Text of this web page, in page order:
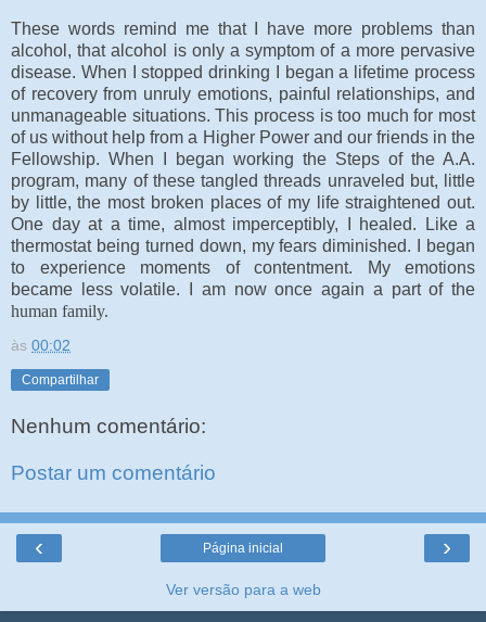
These words remind me that I have more problems than
alcohol, that alcohol is only a symptom of a more pervasive
disease. When I stopped drinking I began a lifetime process
of recovery from unruly emotions, painful relationships, and
unmanageable situations. This process is too much for most
of us without help from a Higher Power and our friends in the
Fellowship. When I began working the Steps of the A.A.
program, many of these tangled threads unraveled but, little
by little, the most broken places of my life straightened out.
One day at a time, almost imperceptibly, I healed. Like a
thermostat being turned down, my fears diminished. I began
to experience moments of contentment. My emotions
became less volatile. I am now once again a part of the
human family.
às 00:02
Compartilhar
Nenhum comentário:
Postar um comentário
‹ ›
Página inicial
Ver versão para a web